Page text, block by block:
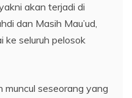
akan terjadi di
dan Masih Mau’ud,
ke seluruh pelosok
seseorang yang